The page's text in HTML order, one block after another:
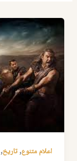
اعلام متنوع,تاريخ,